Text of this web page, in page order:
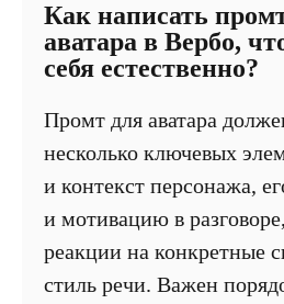
Как написать
аватара в Вербо,
себя естественно?
Промт для аватара
несколько ключевых
и контекст персонажа,
и мотивацию в
реакции на конкретные
стиль речи. Важен